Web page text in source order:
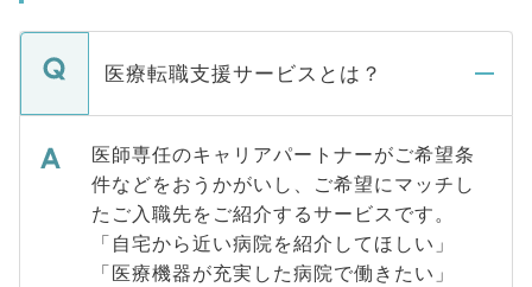
医療転職支援サービスとは？
医師専任のキャリアパートナーがご希望条
件などをおうかがいし、ご希望にマッチし
たご入職先をご紹介するサービスです。
「自宅から近い病院を紹介してほしい」
「医療機器が充実した病院で働きたい」